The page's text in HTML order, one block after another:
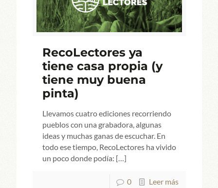
RecoLectores ya
tiene casa propia (y
tiene muy buena
pinta)
Llevamos cuatro ediciones recorriendo
pueblos con una grabadora, algunas
ideas y muchas ganas de escuchar. En
todo ese tiempo, RecoLectores ha vivido
un poco donde podía: […]
0 Leer más